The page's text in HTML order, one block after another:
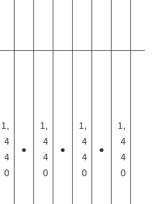
1,
4
4
0
●
1,
4
4
0
●
1,
4
4
0
●
1,
4
4
0